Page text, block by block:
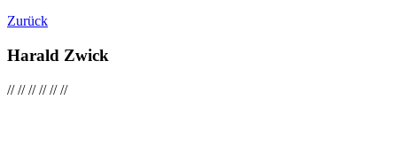
Zurück
Harald Zwick
////////////